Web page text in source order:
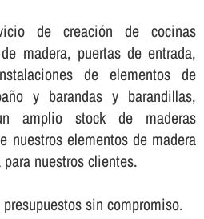
de creación de cocinas
madera, puertas de entrada,
de elementos de
y barandas y barandillas,
amplio stock de maderas
nuestros elementos de madera
nuestros clientes.
sin compromiso.